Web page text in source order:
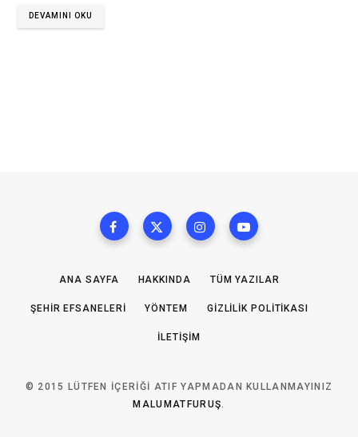
DEVAMINI OKU
ANA SAYFA HAKKINDA TÜM YAZILAR
ŞEHIR EFSANELERI YÖNTEM GIZLILIK POLITIKASI
İLETIŞIM
© 2015 LÜTFEN IÇERIĞI ATIF YAPMADAN KULLANMAYINIZ
MALUMATFURUŞ.